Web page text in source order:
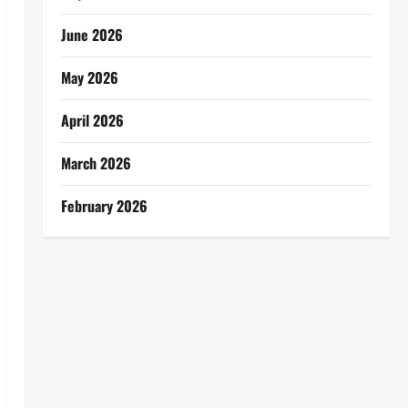
June 2026
May 2026
April 2026
March 2026
February 2026